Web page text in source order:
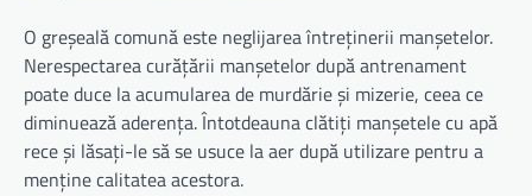
O greșeală comună este neglijarea întreținerii manșetelor.
Nerespectarea curățării manșetelor după antrenament
poate duce la acumularea de murdărie și mizerie, ceea ce
diminuează aderența. Întotdeauna clătiți manșetele cu apă
rece și lăsați-le să se usuce la aer după utilizare pentru a
menține calitatea acestora.